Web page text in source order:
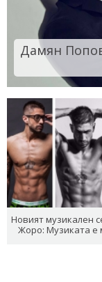
Дамян
Новият музикален
Жоро: Музиката е